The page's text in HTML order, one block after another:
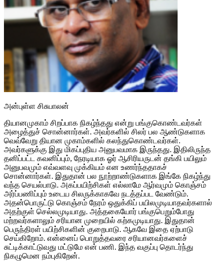
அன்புள்ள சிசுபாலன்
தியானமுகாம் சிறப்பாக நிகழ்ந்தது என்று பங்குகொண்டவர்கள்
அழைத்துச் சொன்னார்கள். அவர்களில் சிலர் பல ஆண்டுகளாக
வெவ்வேறு தியான முகாம்களில் கலந்துகொண்டவர்கள்.
அவர்களுக்கு இது மிகப்புதிய அனுபவமாக இருந்தது. இதிலிருந்த
தனிப்பட்ட கவனிப்பும், நேரடியாக ஓர் ஆசிரியருடன் தங்கி பயிலும்
அனுபவமும் எவ்வளவு முக்கியம் என உணர்ந்ததாகச்
சொன்னார்கள். இதுதான் பல நூற்றாண்டுகளாக இங்கே நிகழ்ந்து
வந்த செயல்பாடு. அகப்பயிற்சிகள் எல்லாமே ஆர்வமும் கொஞ்சம்
அர்ப்பணிப்பும் உடைய சிலருக்காகவே நடத்தப்பட வேண்டும்.
அதன்பொருட்டு கொஞ்சம் நேரம் ஒதுக்கிப் பயிலமுடியாதவர்களால்
அதற்குள் செல்லமுடியாது. அத்தகையோர் பங்குபெறும்போது
மற்றவர்களாலும் சரியான முறையில் கற்கமுடியாது. இதுதான்
பெருந்திரள் பயிற்சிகளின் குறைபாடு. ஆகவே இதை ஏற்பாடு
செய்கிறோம். என்னைப் பொறுத்தவரை சரியானவர்களைச்
சுட்டிக்காட்டுவது மட்டுமே என் பணி. இந்த வகுப்பு தொடர்ந்து
நிகழுமென நம்புகிறேன்.